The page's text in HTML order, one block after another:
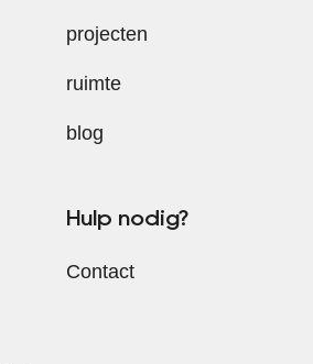
projecten
ruimte
blog
Hulp nodig?
Contact